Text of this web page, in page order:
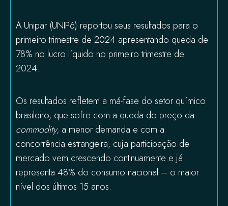
A Unipar (UNIP6) reportou seus resultados para o
primeiro trimestre de 2024 apresentando queda de
78% no lucro líquido no primeiro trimestre de
2024.
Os resultados refletem a má-fase do setor químico
brasileiro, que sofre com a queda do preço da
commodity, a menor demanda e com a
concorrência estrangeira, cuja participação de
mercado vem crescendo continuamente e já
representa 48% do consumo nacional – o maior
nível dos últimos 15 anos.